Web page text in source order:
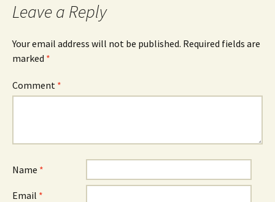
Leave a Reply
Your email address will not be published. Required fields are
marked *
Comment *
Name *
Email *